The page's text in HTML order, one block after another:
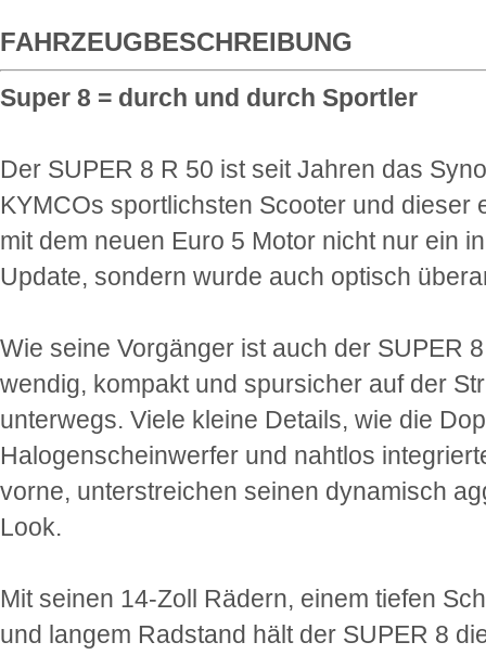
FAHRZEUGBESCHREIBUNG
Super 8 = durch und durch Sportler
Der SUPER 8 R 50 ist seit Jahren das
KYMCOs sportlichsten Scooter und dieser
mit dem neuen Euro 5 Motor nicht nur ein
Update, sondern wurde auch optisch
Wie seine Vorgänger ist auch der SUPER
wendig, kompakt und spursicher auf der
unterwegs. Viele kleine Details, wie die
Halogenscheinwerfer und nahtlos
vorne, unterstreichen seinen dynamisch
Look.
Mit seinen 14-Zoll Rädern, einem tiefen
und langem Radstand hält der SUPER 8